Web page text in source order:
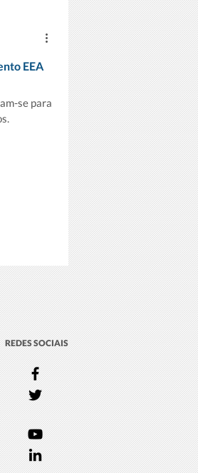
EEA
se para
REDES SOCIAIS